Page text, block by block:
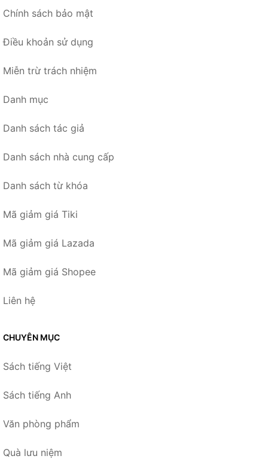
Chính sách bảo mật
Điều khoản sử dụng
Miễn trừ trách nhiệm
Danh mục
Danh sách tác giả
Danh sách nhà cung cấp
Danh sách từ khóa
Mã giảm giá Tiki
Mã giảm giá Lazada
Mã giảm giá Shopee
Liên hệ
CHUYÊN MỤC
Sách tiếng Việt
Sách tiếng Anh
Văn phòng phẩm
Quà lưu niệm